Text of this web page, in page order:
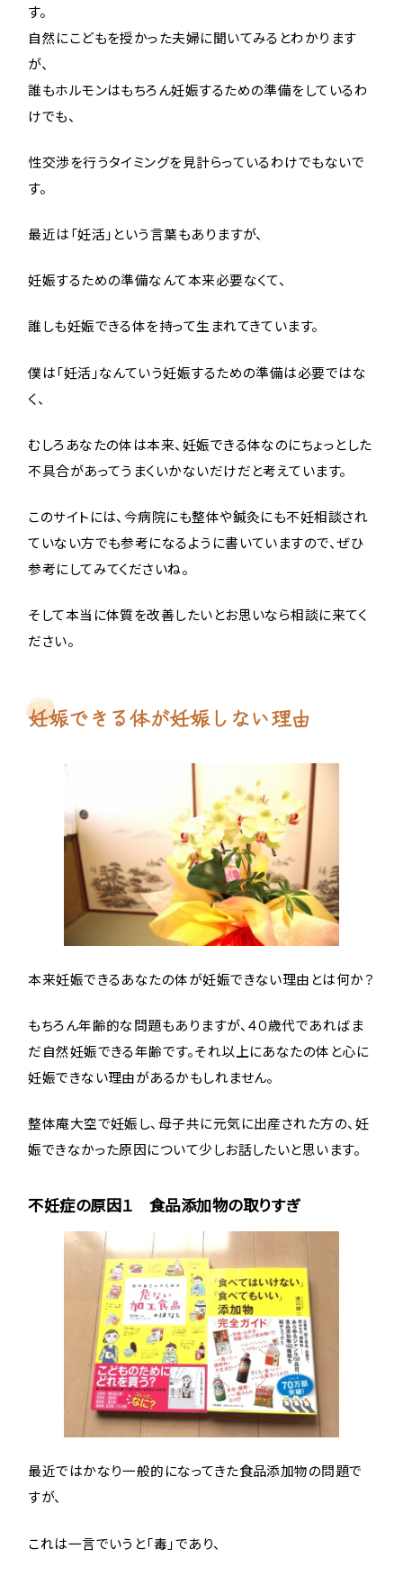
す。
自然にこどもを授かった夫婦に聞いてみるとわかります
が、
誰もホルモンはもちろん妊娠するための準備をしているわ
けでも、
性交渉を行うタイミングを見計らっているわけでもないで
す。
最近は「妊活」という言葉もありますが、
妊娠するための準備なんて本来必要なくて、
誰しも妊娠できる体を持って生まれてきています。
僕は「妊活」なんていう妊娠するための準備は必要ではな
く、
むしろあなたの体は本来、妊娠できる体なのにちょっとした
不具合があってうまくいかないだけだと考えています。
このサイトには、今病院にも整体や鍼灸にも不妊相談され
ていない方でも参考になるように書いていますので、ぜひ
参考にしてみてくださいね。
そして本当に体質を改善したいとお思いなら相談に来てく
ださい。
妊娠できる体が妊娠しない理由
本来妊娠できるあなたの体が妊娠できない理由とは何か？
もちろん年齢的な問題もありますが、４０歳代であればま
だ自然妊娠できる年齢です。それ以上にあなたの体と心に
妊娠できない理由があるかもしれません。
整体庵大空で妊娠し、母子共に元気に出産された方の、妊
娠できなかった原因について少しお話したいと思います。
不妊症の原因１ 食品添加物の取りすぎ
最近ではかなり一般的になってきた食品添加物の問題で
すが、
これは一言でいうと「毒」であり、